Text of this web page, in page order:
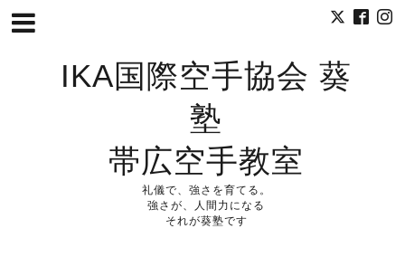
IKA国際空手協会 葵
塾
帯広空手教室
礼儀で、強さを育てる。
強さが、人間力になる
それが葵塾です